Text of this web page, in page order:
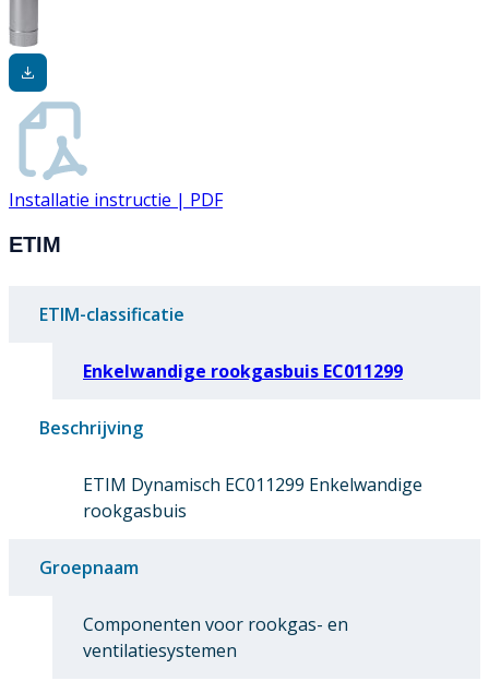
Installatie instructie | PDF
ETIM
ETIM-classificatie
Enkelwandige rookgasbuis EC011299
Beschrijving
ETIM Dynamisch EC011299 Enkelwandige
rookgasbuis
Groepnaam
Componenten voor rookgas- en
ventilatiesystemen